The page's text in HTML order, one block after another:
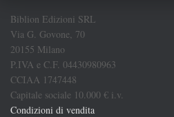
Biblion Edizioni SRL
Via G. Govone, 70
20155 Milano
P.IVA e C.F. 04430980963
CCIAA 1747448
Capitale sociale 10.000 € i.v.
Condizioni di vendita